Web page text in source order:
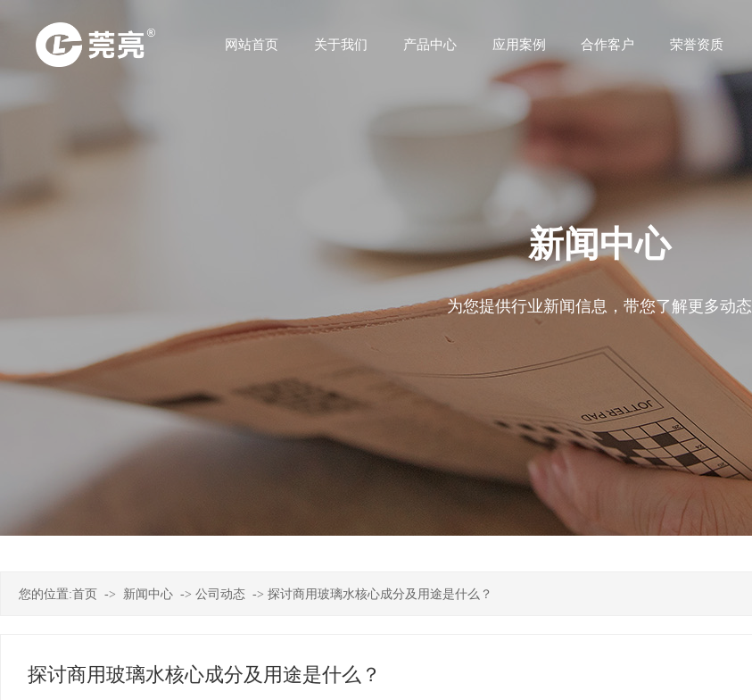
网站首页 关于我们 产品中心 应用案例 合作客户 荣誉资质
新闻中心
为您提供行业新闻信息，带您了解更多动态
您的位置:首页 -> 新闻中心 -> 公司动态 -> 探讨商用玻璃水核心成分及用途是什么？
探讨商用玻璃水核心成分及用途是什么？